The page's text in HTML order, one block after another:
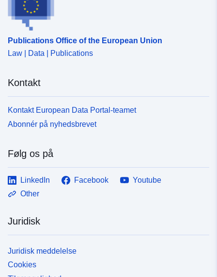
Publications Office of the European Union
Law | Data | Publications
Kontakt
Kontakt European Data Portal-teamet
Abonnér på nyhedsbrevet
Følg os på
LinkedIn Facebook
Youtube
Other
Juridisk
Juridisk meddelelse
Cookies